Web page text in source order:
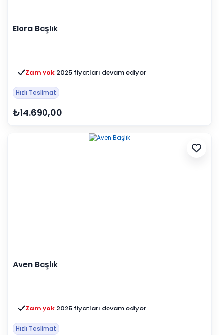
Elora Başlık
Zam yok 2025 fiyatları devam ediyor
Hızlı Teslimat
₺14.690,00
Aven Başlık
Zam yok 2025 fiyatları devam ediyor
Hızlı Teslimat